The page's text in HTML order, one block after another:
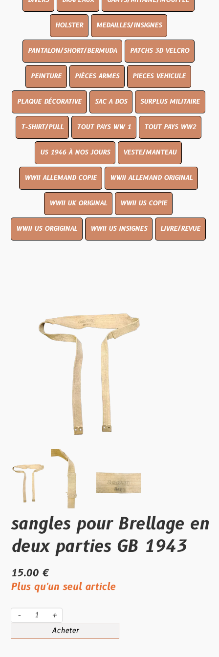
HOLSTER MEDAILLES/INSIGNES
PANTALON/SHORT/BERMUDA PATCHS 3D VELCRO
PEINTURE PIÈCES ARMES PIECES VEHICULE
PLAQUE DÉCORATIVE SAC A DOS SURPLUS MILITAIRE
T-SHIRT/PULL TOUT PAYS WW 1 TOUT PAYS WW2
US 1946 À NOS JOURS VESTE/MANTEAU
WWII ALLEMAND COPIE WWII ALLEMAND ORIGINAL
WWII UK ORIGINAL WWII US COPIE
WWII US ORGIGINAL WWII US INSIGNES LIVRE/REVUE
sangles pour Brellage en
deux parties GB 1943
15.00 €
Plus qu'un seul article
- +
Acheter